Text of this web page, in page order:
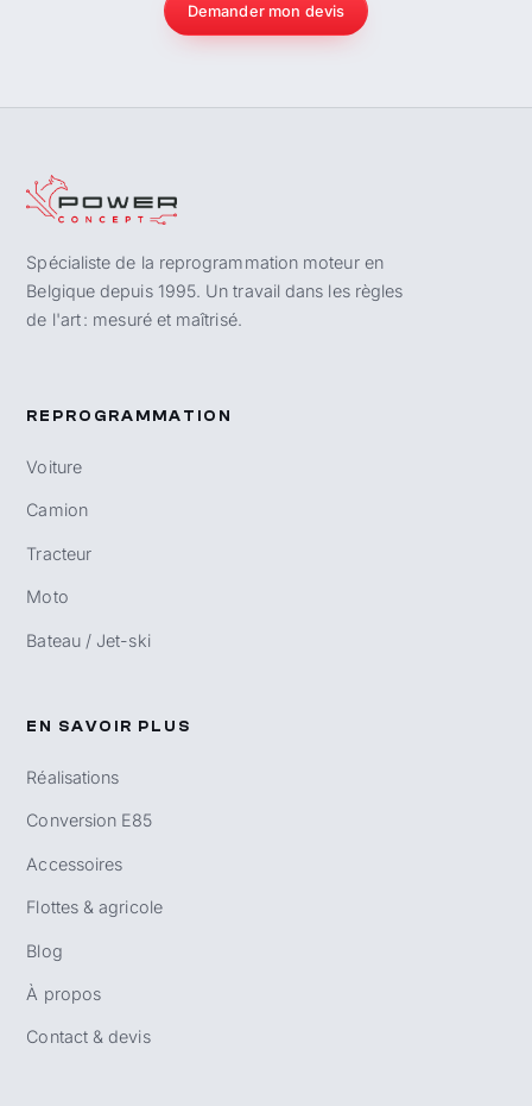
Demander mon devis
Spécialiste de la reprogrammation moteur en
Belgique depuis 1995. Un travail dans les règles
de l'art : mesuré et maîtrisé.
REPROGRAMMATION
Voiture
Camion
Tracteur
Moto
Bateau / Jet-ski
EN SAVOIR PLUS
Réalisations
Conversion E85
Accessoires
Flottes & agricole
Blog
À propos
Contact & devis